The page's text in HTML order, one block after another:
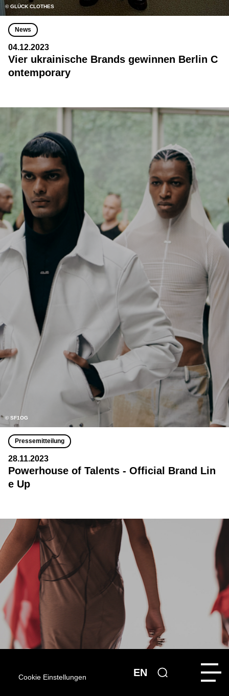
EN
© GLÜCK CLOTHES
News
04.12.2023
Vier ukrainische Brands gewinnen Berlin C
ontemporary
© SF1OG
Pressemitteilung
28.11.2023
Powerhouse of Talents - Official Brand Lin
e Up
Cookie Einstellungen